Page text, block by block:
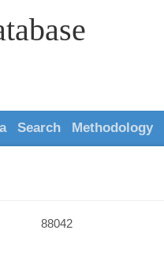
Search Methodology
88042